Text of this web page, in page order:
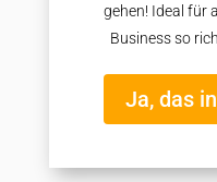
gehen! Ideal für
Business so
Ja, das